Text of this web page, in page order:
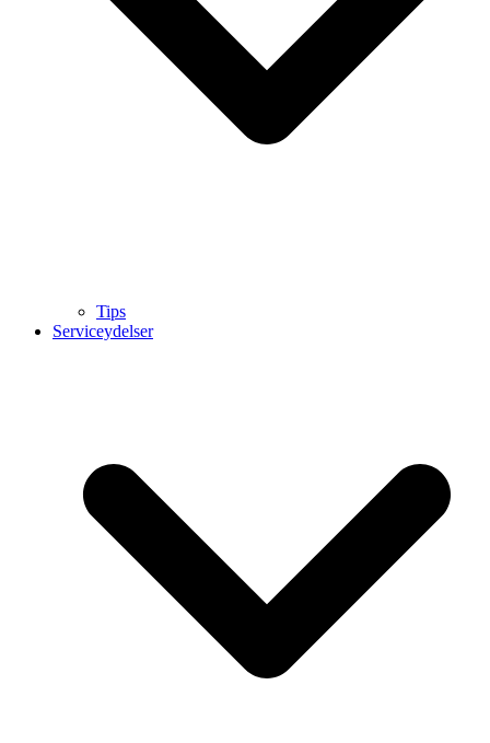
Tips
Serviceydelser